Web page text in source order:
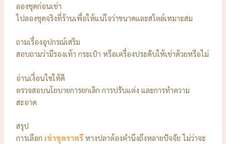
ลองชุดก่อนเช่า
ไปลองชุดจริงที่ร้านเพื่อให้แน่ใจว่าขนาดและสไตล์เหมาะสม
ถามเรื่องอุปกรณ์เสริม
สอบถามว่ามีรองเท้า กระเป๋า หรือเครื่องประดับให้เช่าด้วยหรือไม่
อ่านเงื่อนไขให้ดี
ตรวจสอบนโยบายการยกเลิก การปรับแต่ง และการทำความ
สะอาด
สรุป
การเลือก เช่าชุดราตรี หางปลาต้องคำนึงถึงหลายปัจจัย ไม่ว่าจะ